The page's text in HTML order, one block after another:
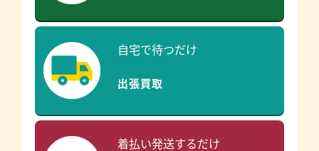
自宅で待つだけ
出張買取
着払い発送するだけ